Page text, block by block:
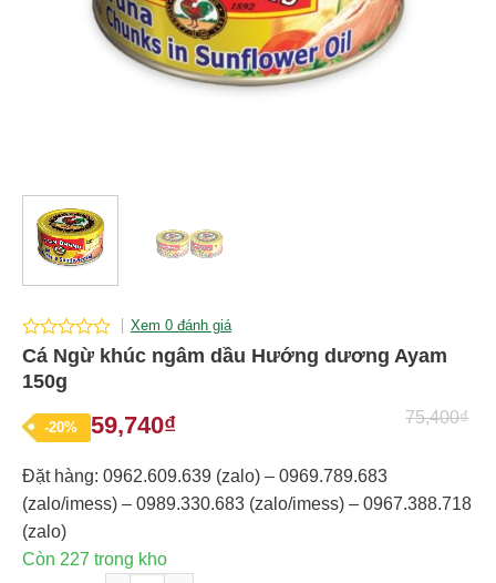
0
of
Xem 0 đánh giá
Cá Ngừ khúc ngâm dầu Hướng dương Ayam
150g
-20%
75,400₫
Giá
là:
59,740₫Giá
tại
Đặt hàng: 0962.609.639 (zalo) – 0969.789.683
(zalo/imess) – 0989.330.683 (zalo/imess) – 0967.388.718
(zalo)
Còn 227 trong kho